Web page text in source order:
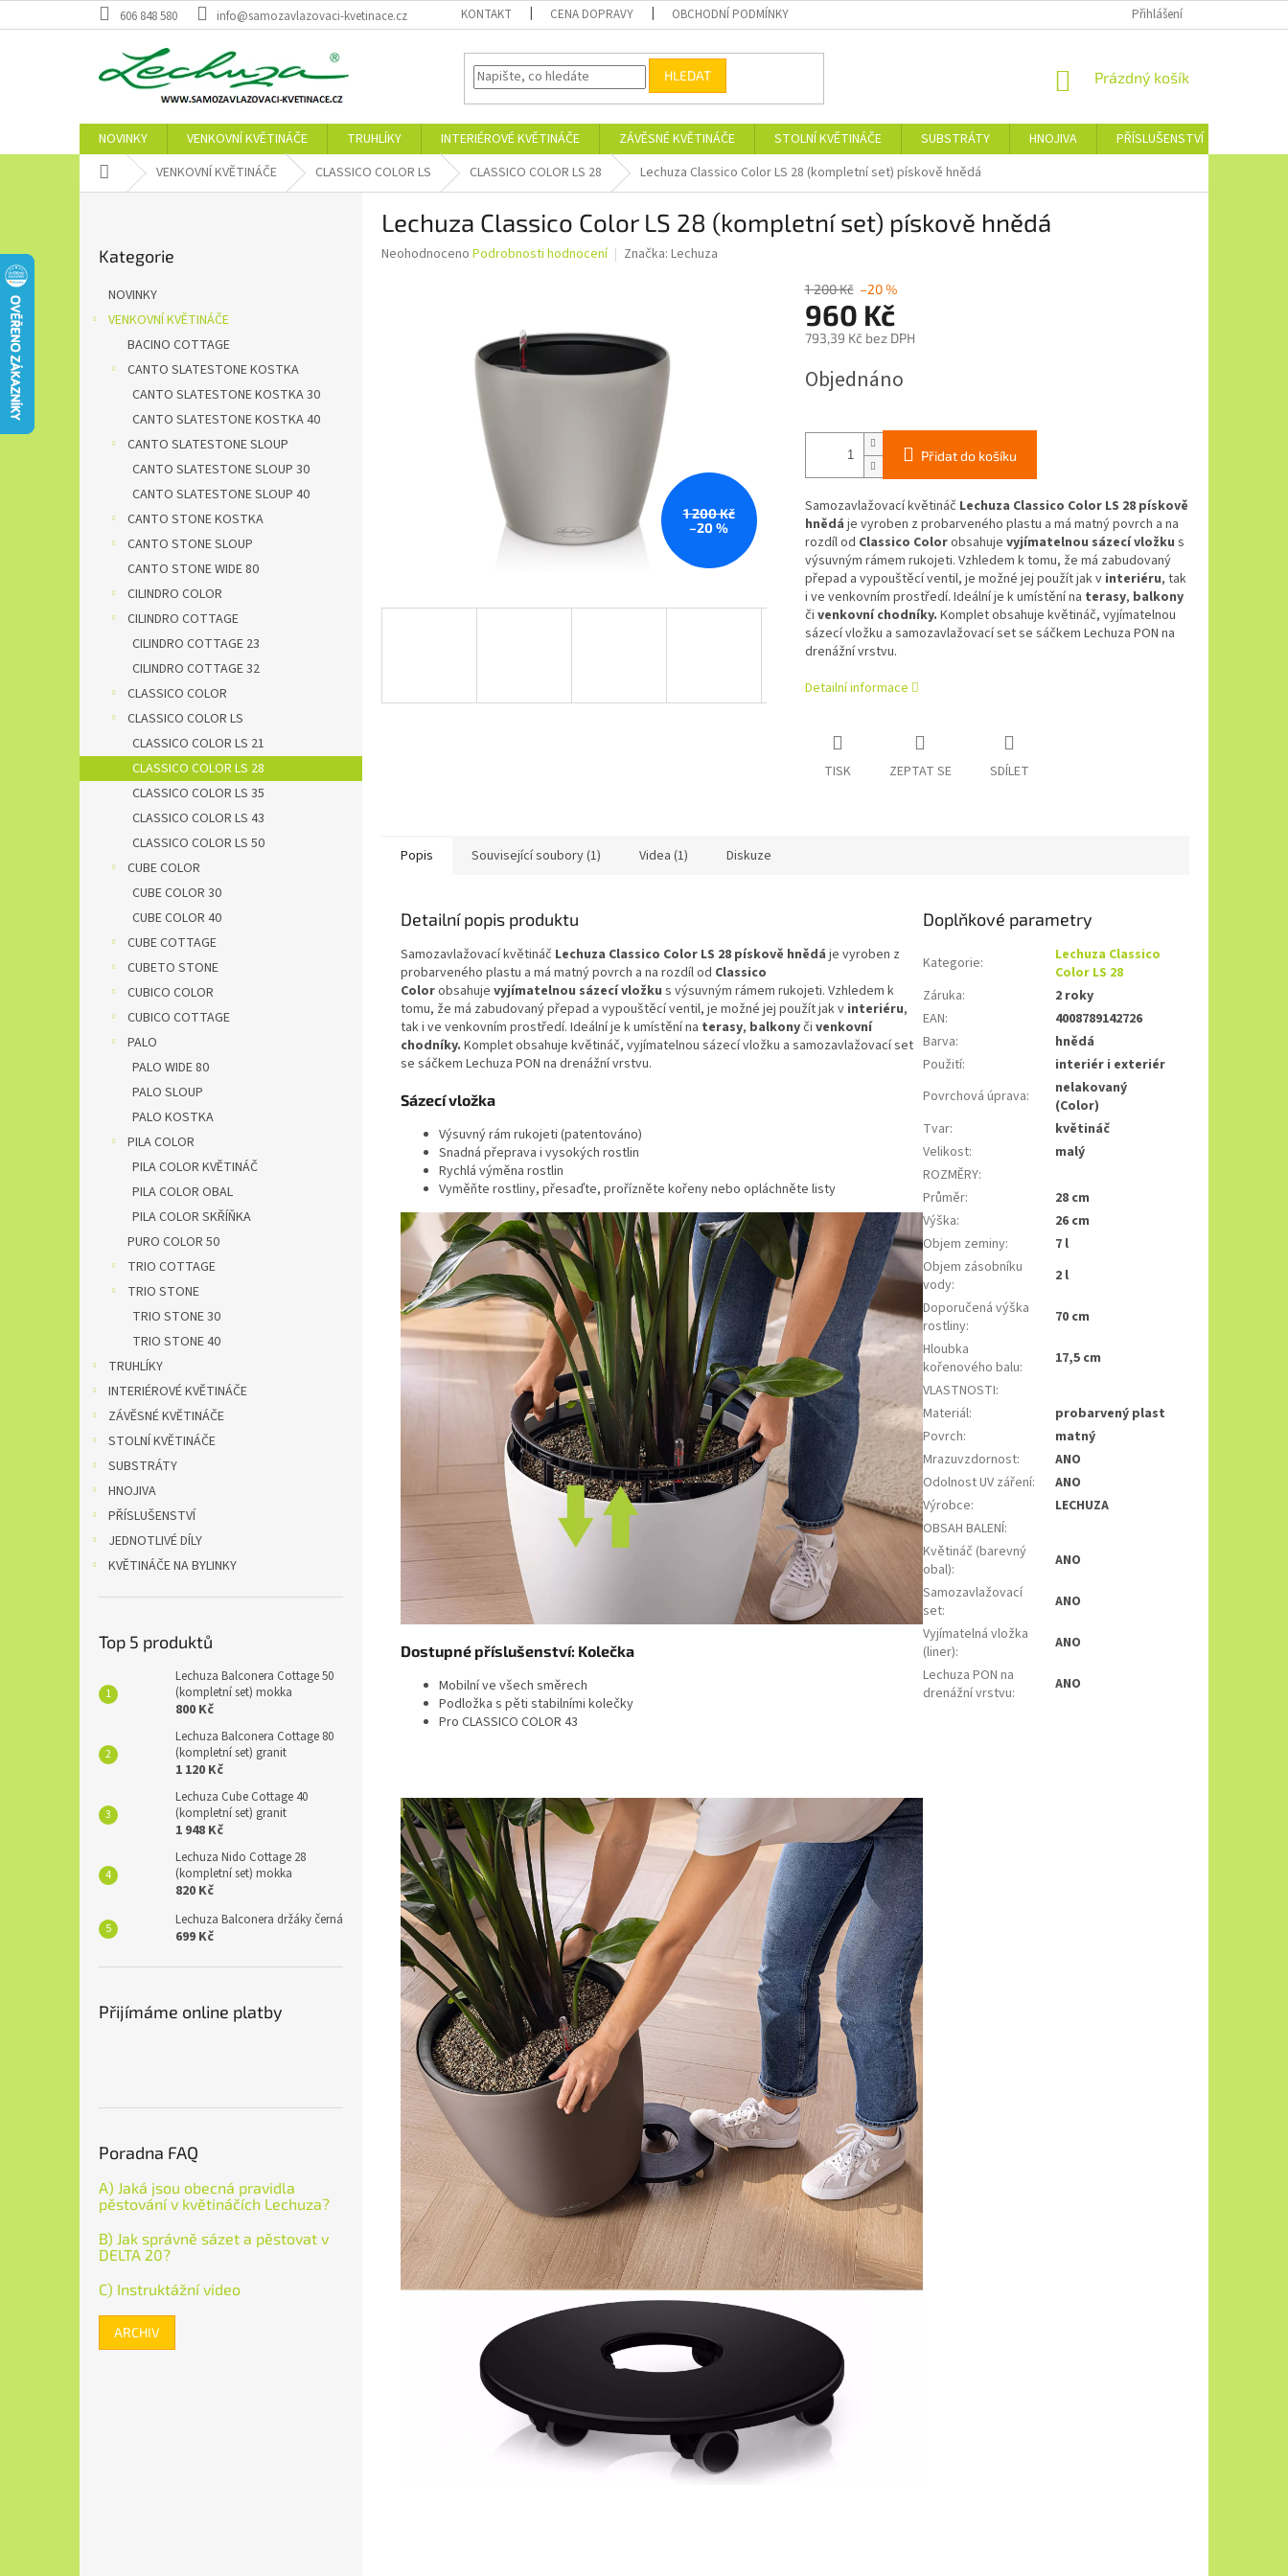
na
606 848 580 info@samozavlazovaci-kvetinace.cz KONTAKT CENA DOPRAVY OBCHODNÍ PODMÍNKY Přihlášení
HLEDAT
NÁKUPNÍ
Prázdný košík
NOVINKY VENKOVNÍ KVĚTINÁČE TRUHLÍKY INTERIÉROVÉ KVĚTINÁČE ZÁVĚSNÉ KVĚTINÁČE STOLNÍ KVĚTINÁČE SUBSTRÁTY HNOJIVA PŘÍSLUŠENSTVÍ
Domů VENKOVNÍ KVĚTINÁČE CLASSICO COLOR LS CLASSICO COLOR LS 28 Lechuza Classico Color LS 28 (kompletní set) pískově hnědá
kategorie
Kategorie
NOVINKY
VENKOVNÍ KVĚTINÁČE
BACINO COTTAGE
CANTO SLATESTONE KOSTKA
CANTO SLATESTONE KOSTKA 30
CANTO SLATESTONE KOSTKA 40
CANTO SLATESTONE SLOUP
CANTO SLATESTONE SLOUP 30
CANTO SLATESTONE SLOUP 40
CANTO STONE KOSTKA
CANTO STONE SLOUP
CANTO STONE WIDE 80
CILINDRO COLOR
CILINDRO COTTAGE
CILINDRO COTTAGE 23
CILINDRO COTTAGE 32
CLASSICO COLOR
CLASSICO COLOR LS
CLASSICO COLOR LS 21
CLASSICO COLOR LS 28
CLASSICO COLOR LS 35
CLASSICO COLOR LS 43
CLASSICO COLOR LS 50
CUBE COLOR
CUBE COLOR 30
CUBE COLOR 40
CUBE COTTAGE
CUBETO STONE
CUBICO COLOR
CUBICO COTTAGE
PALO
PALO WIDE 80
PALO SLOUP
PALO KOSTKA
PILA COLOR
PILA COLOR KVĚTINÁČ
PILA COLOR OBAL
PILA COLOR SKŘÍŇKA
PURO COLOR 50
TRIO COTTAGE
TRIO STONE
TRIO STONE 30
TRIO STONE 40
TRUHLÍKY
INTERIÉROVÉ KVĚTINÁČE
ZÁVĚSNÉ KVĚTINÁČE
STOLNÍ KVĚTINÁČE
SUBSTRÁTY
HNOJIVA
PŘÍSLUŠENSTVÍ
JEDNOTLIVÉ DÍLY
KVĚTINÁČE NA BYLINKY
Top 5 produktů
Lechuza Balconera Cottage 50
(kompletní set) mokka
800 Kč
Lechuza Balconera Cottage 80
(kompletní set) granit
1 120 Kč
Lechuza Cube Cottage 40
(kompletní set) granit
1 948 Kč
Lechuza Nido Cottage 28
(kompletní set) mokka
820 Kč
Lechuza Balconera držáky černá
699 Kč
Přijímáme online platby
Poradna FAQ
A) Jaká jsou obecná pravidla
pěstování v květináčích Lechuza?
B) Jak správně sázet a pěstovat v
DELTA 20?
C) Instruktážní video
ARCHIV
Lechuza Classico Color LS 28 (kompletní set) pískově hnědá
Průměrné
Neohodnoceno Podrobnosti hodnocení Značka: Lechuza
1 200 Kč
–20 %
1 200 Kč –20 %
960 Kč
793,39 Kč bez DPH
cena:
Objednáno
Přidat do košíku
Samozavlažovací květináč Lechuza Classico Color LS 28 pískově
hnědá je vyroben z probarveného plastu a má matný povrch a na
rozdíl od Classico Colorobsahuje vyjímatelnou sázecí vložku s
výsuvným rámem rukojeti. Vzhledem k tomu, že má zabudovaný
přepad a vypouštěcí ventil, je možné jej použít jak v interiéru, tak
i ve venkovním prostředí. Ideální je k umístění na terasy, balkony
či venkovní chodníky. Komplet obsahuje květináč, vyjímatelnou
sázecí vložku a samozavlažovací set se sáčkem Lechuza PON na
drenážní vrstvu.
Detailní informace
TISK ZEPTAT SE SDÍLET
Popis Související soubory (1) Videa (1) Diskuze
Detailní popis produktu
Samozavlažovací květináč Lechuza Classico Color LS 28 pískově hnědá je vyroben z
probarveného plastu a má matný povrch a na rozdíl od Classico
Colorobsahuje vyjímatelnou sázecí vložku s výsuvným rámem rukojeti. Vzhledem k
tomu, že má zabudovaný přepad a vypouštěcí ventil, je možné jej použít jak v interiéru,
tak i ve venkovním prostředí. Ideální je k umístění na terasy, balkonyči venkovní
chodníky. Komplet obsahuje květináč, vyjímatelnou sázecí vložku a samozavlažovací set
se sáčkem Lechuza PON na drenážní vrstvu.
Sázecí vložka
Výsuvný rám rukojeti (patentováno)
Snadná přeprava i vysokých rostlin
Rychlá výměna rostlin
Vyměňte rostliny, přesaďte, prořízněte kořeny nebo opláchněte listy
Dostupné příslušenství: Kolečka
Mobilní ve všech směrech
Podložka s pěti stabilními kolečky
Pro CLASSICO COLOR 43
Doplňkové parametry
Kategorie:
Lechuza Classico
Color LS 28
Záruka:
2 roky
EAN:
4008789142726
Barva:
hnědá
Použití:
interiér i exteriér
Povrchová úprava:
nelakovaný
(Color)
Tvar:
květináč
Velikost:
malý
ROZMĚRY:
Průměr:
28 cm
Výška:
26 cm
Objem zeminy:
7 l
Objem zásobníku
vody:
2 l
Doporučená výška
rostliny:
70 cm
Hloubka
kořenového balu:
17,5 cm
VLASTNOSTI:
Materiál:
probarvený plast
Povrch:
matný
Mrazuvzdornost:
ANO
Odolnost UV záření:
ANO
Výrobce:
LECHUZA
OBSAH BALENÍ:
Květináč (barevný
obal):
ANO
Samozavlažovací
set:
ANO
Vyjímatelná vložka
(liner):
ANO
Lechuza PON na
drenážní vrstvu: ANO